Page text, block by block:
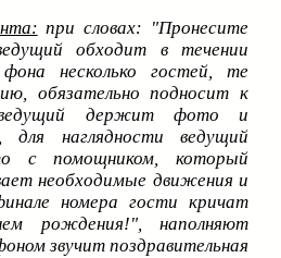
при словах: "Пронесите
обходит в течении
фона несколько гостей, те
обязательно подносит к
держит фото и
для наглядности ведущий
с помощником, который
необходимые движения и
номера гости кричат
рождения!", наполняют
звучит поздравительная